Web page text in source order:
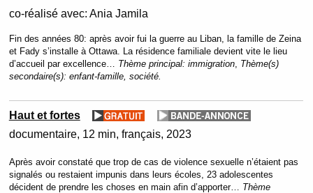
co-réalisé avec: Ania Jamila
Fin des années 80: après avoir fui la guerre au Liban, la famille de Zeina
et Fady s’installe à Ottawa. La résidence familiale devient vite le lieu
d’accueil par excellence… Thème principal: immigration, Thème(s)
secondaire(s): enfant-famille, société.
Haut et fortes
documentaire 12 min français 2023
Après avoir constaté que trop de cas de violence sexuelle n’étaient pas
signalés ou restaient impunis dans leurs écoles, 23 adolescentes
décident de prendre les choses en main afin d’apporter… Thème